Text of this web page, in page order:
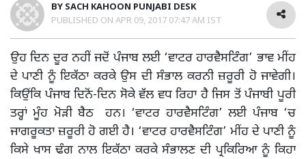
BY SACH KAHOON PUNJABI DESK
PUBLISHED ON APR 09, 2017 07:47 AM IST
ਉਹ ਦਿਨ ਦੂਰ ਨਹੀਂ ਜਦੋਂ ਪੰਜਾਬ ਲਈ ‘ਵਾਟਰ ਹਾਰਵੈਸਟਿੰਗ’ ਭਾਵ ਮੀਂਹ
ਦੇ ਪਾਣੀ ਨੂੰ ਇਕੱਠਾ ਕਰਕੇ ਉਸ ਦੀ ਸੰਭਾਲ ਕਰਨੀ ਜ਼ਰੂਰੀ ਹੋ ਜਾਵੇਗੀ।
ਕਿਉਂਕਿ ਪੰਜਾਬ ਦਿਨੋਂ-ਦਿਨ ਸੋਕੇ ਵੱਲ ਵਧ ਰਿਹਾ ਹੈ ਜਿਸ ਤੋਂ ਪੰਜਾਬੀ ਪੂਰੀ
ਤਰ੍ਹਾਂ ਮੂੰਹ ਮੋੜੀ ਬੈਠ ਹਨ। ‘ਵਾਟਰ ਹਾਰਵੈਸਟਿੰਗ’ ਲਈ ਪੰਜਾਬ ‘ਚ
ਜਾਗਰੂਕਤਾ ਜ਼ਰੂਰੀ ਹੋ ਗਈ ਹੈ। ‘ਵਾਟਰ ਹਾਰਵੈਸਟਿੰਗ’ ਮੀਂਹ ਦੇ ਪਾਣੀ ਨੂੰ
ਕਿਸੇ ਖਾਸ ਢੰਗ ਨਾਲ ਇਕੱਠਾ ਕਰਕੇ ਸੰਭਾਲਣ ਦੀ ਪ੍ਰਕਿਰਿਆ ਨੂੰ ਕਿਹਾ